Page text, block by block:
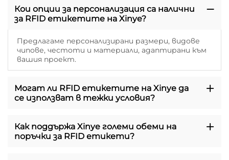
Кои опции за персонализация са налични
за RFID етикетите на Xinye?
Предлагаме персонализирани размери, видове
чипове, честоти и материали, адаптирани към
вашия проект.
Могат ли RFID етикетите на Xinye да
се използват в тежки условия?
Как поддържа Xinye големи обеми на
поръчки за RFID етикети?